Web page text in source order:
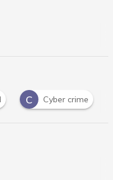
C Cybercrime